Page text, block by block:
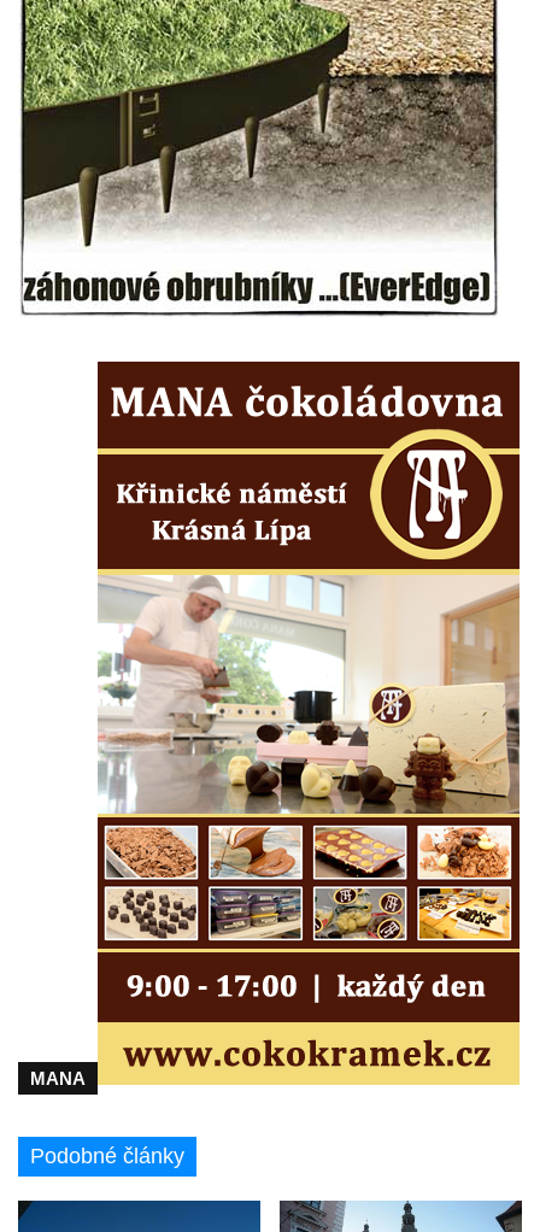
Kaple Panny Marie v Horním Třeboníně
Kaple mezi Dolním Třebonínem a Horním
Třebonínem
Kaple v severní části Dolního Třebonína
Márnice na hřbitově v Rybniště
Kaple u kostela svatého Jiljí v Lužci nad
Vltavou
Kaple Božího těla na hřbitově v Hostíně u
u Vojkovic
Vltavou
Márnice na hřbitově v Lužci nad Vltavou
Márnice na hřbitově v Hrobčicích
Kostel svatého Havla na hřbitově v
Hrobčicích
Kaple svatého Vavřince v Mirošovicích
Márnice na hřbitově v Račicích
Márnice na hřbitově v Dobříni
Kaple v Bezděkově
Kaple Nejsvětější Trojice v centru Liběšic
Výklenková kaple na rozcestí na jižním
okraji Liběšic
Kostel svaté Kateřiny v Chouči
Kaple svatého Blažeje východně od Lužice
Márnice na hřbitově v Lužici
Kostel svatého Martina v Kozlech
Vesnický kostel v Reinhardtsdorfu
Kaple v Oparnu
MANA
Podobné články